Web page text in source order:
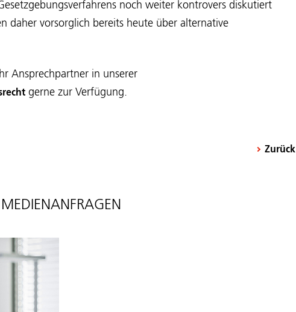
noch weiter kontrovers diskutiert
daher vorsorglich bereits heute über alternative
Ansprechpartner in unserer
gerne zur Verfügung.
Zurück